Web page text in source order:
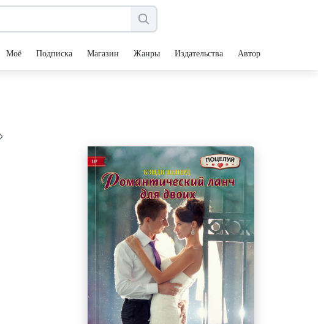
Моё Подписка Магазин Жанры Издательства Авторы